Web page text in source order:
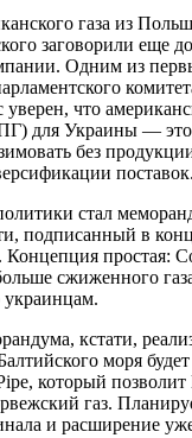
газа из
заговорили еще
Одним из
уверен, что
для Украины — это
без
поставок.
стал
подписанный в
простая:
сжиженного
украинцам.
кстати,
моря
который
газ.
и расширение